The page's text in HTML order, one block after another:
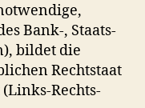
Bank-, Staats-
bildet die
Rechtstaat
Rechts-